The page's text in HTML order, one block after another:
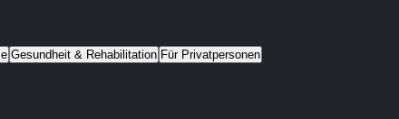
Gesundheit & Rehabilitation Für Privatpersonen